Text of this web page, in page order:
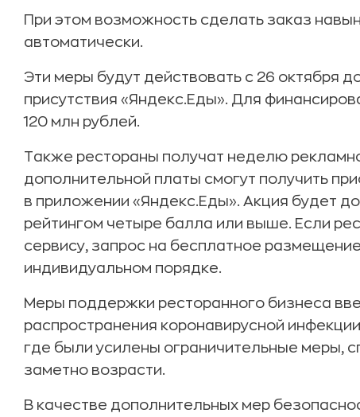
При этом возможность сделать заказ
автоматически.
Эти меры будут действовать с 26 октября
присутствия «Яндекс.Еды». Для
120 млн рублей.
Также рестораны получат неделю
дополнительной платы смогут получить
в приложении «Яндекс.Еды». Акция будет
рейтингом четыре балла или выше. Если
сервису, запрос на бесплатное
индивидуальном порядке.
Меры поддержки ресторанного бизнеса
распространения коронавирусной
где были усилены ограничительные меры,
заметно возрасти.
В качестве дополнительных мер